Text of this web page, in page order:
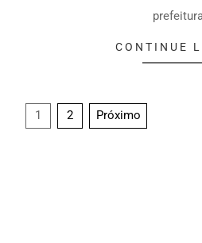
CONTINUE
1 2 Próximo